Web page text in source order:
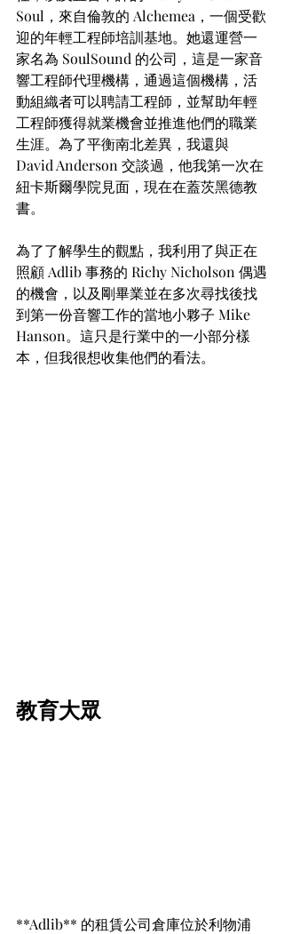
Soul，來自倫敦的 Alchemea，一個受歡
迎的年輕工程師培訓基地。她還運營一
家名為 SoulSound 的公司，這是一家音
響工程師代理機構，通過這個機構，活
動組織者可以聘請工程師，並幫助年輕
工程師獲得就業機會並推進他們的職業
生涯。為了平衡南北差異，我還與
David Anderson 交談過，他我第一次在
紐卡斯爾學院見面，現在在蓋茨黑德教
書。
為了了解學生的觀點，我利用了與正在
照顧 Adlib 事務的 Richy Nicholson 偶遇
的機會，以及剛畢業並在多次尋找後找
到第一份音響工作的當地小夥子 Mike
Hanson。這只是行業中的一小部分樣
本，但我很想收集他們的看法。
教育大眾
**Adlib** 的租賃公司倉庫位於利物浦